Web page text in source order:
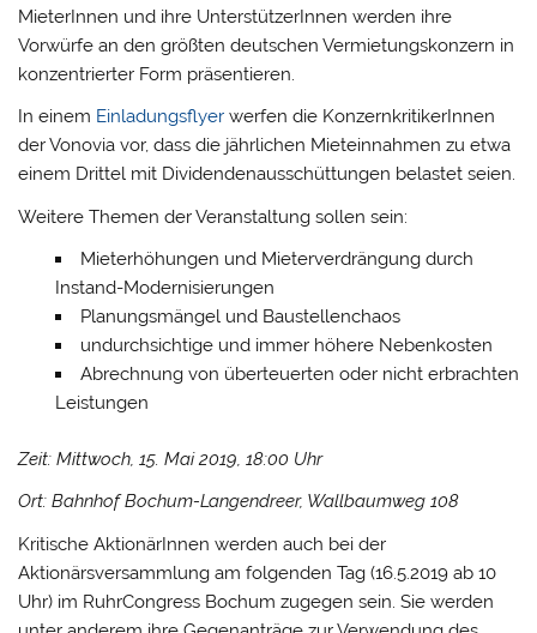
MieterInnen und ihre UnterstützerInnen werden ihre
Vorwürfe an den größten deutschen Vermietungskonzern in
konzentrierter Form präsentieren.
In einem Einladungsflyer werfen die KonzernkritikerInnen
der Vonovia vor, dass die jährlichen Mieteinnahmen zu etwa
einem Drittel mit Dividendenausschüttungen belastet seien.
Weitere Themen der Veranstaltung sollen sein:
Mieterhöhungen und Mieterverdrängung durch
Instand-Modernisierungen
Planungsmängel und Baustellenchaos
undurchsichtige und immer höhere Nebenkosten
Abrechnung von überteuerten oder nicht erbrachten
Leistungen
Zeit: Mittwoch, 15. Mai 2019, 18:00 Uhr
Ort: Bahnhof Bochum-Langendreer, Wallbaumweg 108
Kritische AktionärInnen werden auch bei der
Aktionärsversammlung am folgenden Tag (16.5.2019 ab 10
Uhr) im RuhrCongress Bochum zugegen sein. Sie werden